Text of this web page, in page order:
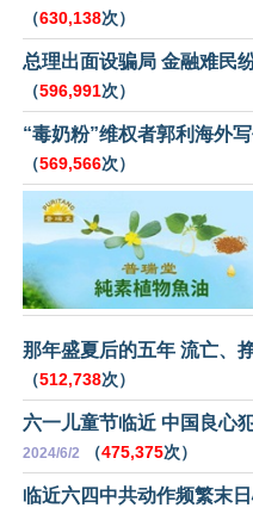
（630,138次）
总理出面设骗局 金融难民
（596,991次）
“毒奶粉”维权者郭利海外
（569,566次）
那年盛夏后的五年 流亡、
（512,738次）
六一儿童节临近 中国良心
2024/6/2 （475,375次）
临近六四中共动作频繁末